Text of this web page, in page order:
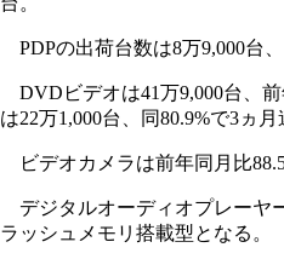
PDPの出荷台数は8万9,000台
DVDビデオは41万9,000台、
は22万1,000台、同80.9%で3ヵ
ビデオカメラは前年同月比
デジタルオーディオプレーヤ
ラッシュメモリ搭載型となる。